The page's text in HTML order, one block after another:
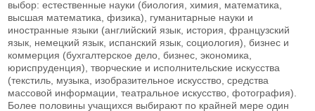
выбор: естественные науки (биология, химия, математика,
высшая математика, физика), гуманитарные науки и
иностранные языки (английский язык, история, французский
язык, немецкий язык, испанский язык, социология), бизнес и
коммерция (бухгалтерское дело, бизнес, экономика,
юриспруденция), творческие и исполнительские искусства
(текстиль, музыка, изобразительное искусство, средства
массовой информации, театральное искусство, фотография).
Более половины учащихся выбирают по крайней мере один